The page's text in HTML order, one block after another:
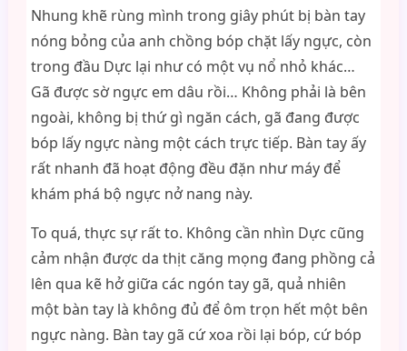
Nhung khẽ rùng mình trong giây phút bị bàn tay
nóng bỏng của anh chồng bóp chặt lấy ngực, còn
trong đầu Dực lại như có một vụ nổ nhỏ khác…
Gã được sờ ngực em dâu rồi… Không phải là bên
ngoài, không bị thứ gì ngăn cách, gã đang được
bóp lấy ngực nàng một cách trực tiếp. Bàn tay ấy
rất nhanh đã hoạt động đều đặn như máy để
khám phá bộ ngực nở nang này.
To quá, thực sự rất to. Không cần nhìn Dực cũng
cảm nhận được da thịt căng mọng đang phồng cả
lên qua kẽ hở giữa các ngón tay gã, quả nhiên
một bàn tay là không đủ để ôm trọn hết một bên
ngực nàng. Bàn tay gã cứ xoa rồi lại bóp, cứ bóp